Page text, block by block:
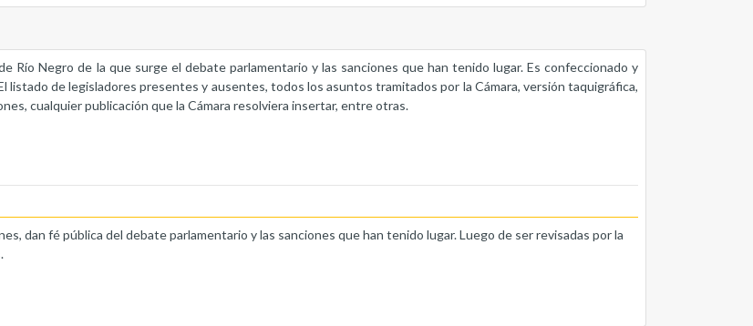
Río Negro de la que surge el debate parlamentario y las sanciones que han tenido lugar. Es confeccionado y
listado de legisladores presentes y ausentes, todos los asuntos tramitados por la Cámara, versión taquigráfica,
cualquier publicación que la Cámara resolviera insertar, entre otras.
dan fé pública del debate parlamentario y las sanciones que han tenido lugar. Luego de ser revisadas por la